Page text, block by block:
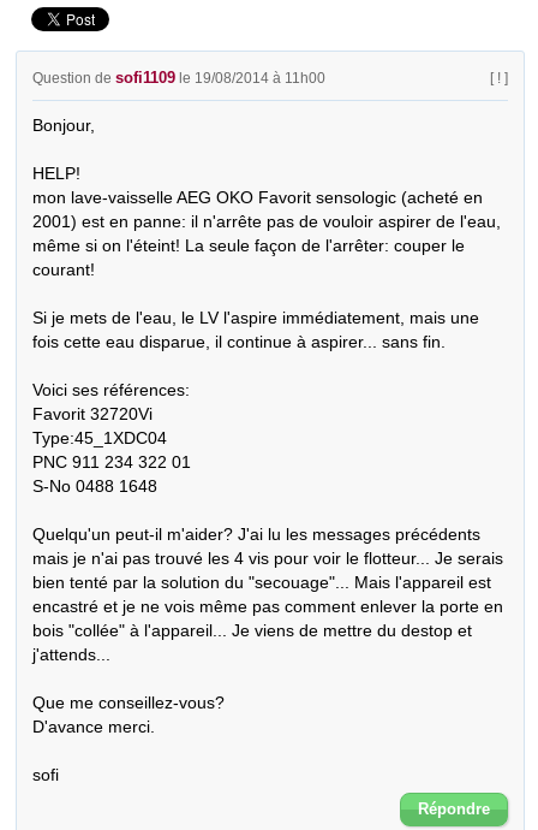
Question desofi1109 le 19/08/2014 à 11h00 [ ! ]
Bonjour,
HELP!
mon lave-vaisselle AEG OKO Favorit sensologic (acheté en
2001) est en panne: il n'arrête pas de vouloir aspirer de l'eau,
même si on l'éteint! La seule façon de l'arrêter: couper le
courant!
Si je mets de l'eau, le LV l'aspire immédiatement, mais une
fois cette eau disparue, il continue à aspirer... sans fin.
Voici ses références:
Favorit 32720Vi
Type:45_1XDC04
PNC 911 234 322 01
S-No 0488 1648
Quelqu'un peut-il m'aider? J'ai lu les messages précédents
mais je n'ai pas trouvé les 4 vis pour voir le flotteur... Je serais
bien tenté par la solution du "secouage"... Mais l'appareil est
encastré et je ne vois même pas comment enlever la porte en
bois "collée" à l'appareil... Je viens de mettre du destop et
j'attends...
Que me conseillez-vous?
D'avance merci.
sofi
Répondre